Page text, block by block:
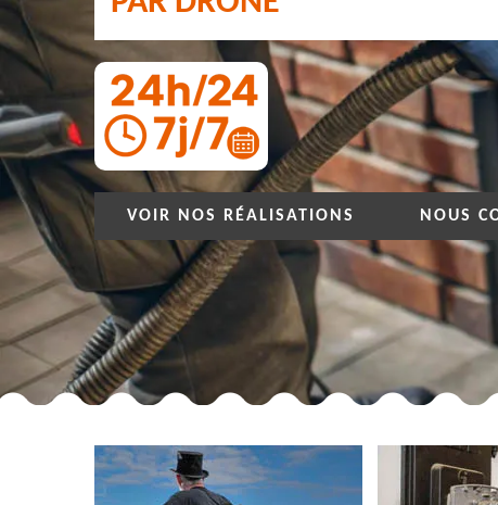
VOIR NOS RÉALISATIONS NOUS